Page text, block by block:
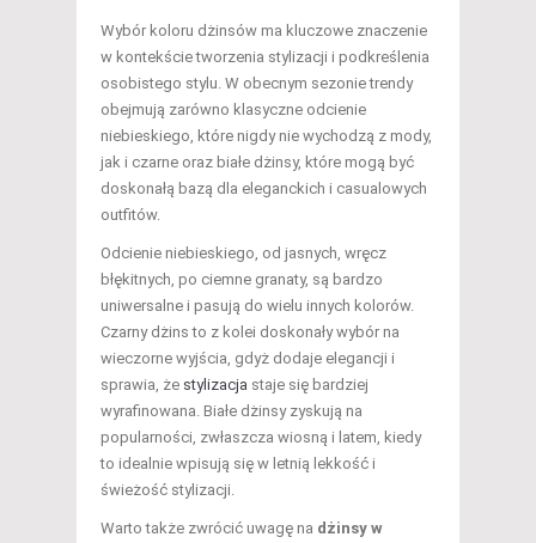
Wybór koloru dżinsów ma kluczowe znaczenie
w kontekście tworzenia stylizacji i podkreślenia
osobistego stylu. W obecnym sezonie trendy
obejmują zarówno klasyczne odcienie
niebieskiego, które nigdy nie wychodzą z mody,
jak i czarne oraz białe dżinsy, które mogą być
doskonałą bazą dla eleganckich i casualowych
outfitów.
Odcienie niebieskiego, od jasnych, wręcz
błękitnych, po ciemne granaty, są bardzo
uniwersalne i pasują do wielu innych kolorów.
Czarny dżins to z kolei doskonały wybór na
wieczorne wyjścia, gdyż dodaje elegancji i
sprawia, że stylizacja staje się bardziej
wyrafinowana. Białe dżinsy zyskują na
popularności, zwłaszcza wiosną i latem, kiedy
to idealnie wpisują się w letnią lekkość i
świeżość stylizacji.
Warto także zwrócić uwagę na dżinsy w